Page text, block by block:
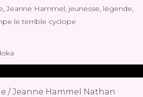
,Jeanne Hammel, jeunesse, légende,
le terrible cyclope
/ Jeanne Hammel Nathan